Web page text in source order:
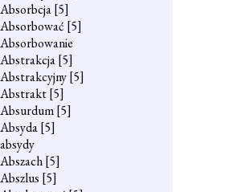
Absorbcja[5]
Absorbować [5]
Absorbowanie
Abstrakcja[5]
Abstrakcyjny[5]
Abstrakt[5]
Absurdum[5]
Absyda[5]
absydy
Abszach[5]
Abszlus [5]